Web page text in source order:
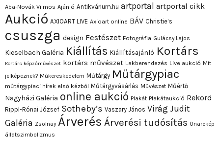
Aba-Novák Vilmos Ajánló Antikvárium.hu artportal artportal cikk
Aukció AXIOART LIVE Axioart online BÁV Christie’s
csuszga design Festészet Fotográfia Gulácsy Lajos
Kieselbach Galéria Kiállítás Kiállításajánló Kortárs
Kortárs képzőművészet kortárs művészet Lakberendezés Live aukció Mit
jelképeznek? Műkereskedelem Műtárgy Műtárgypiac
műtárgypiaci hírek első kézből Műtárgyvásárlás Művészet Műértő
Nagyházi Galéria online aukció Plakát Plakátaukció Rekord
Rippl-Rónai József Sotheby’s Vaszary János Virág Judit
Galéria Zsolnay Árverés Árverési tudósítás Önarckép
állatszimbolizmus